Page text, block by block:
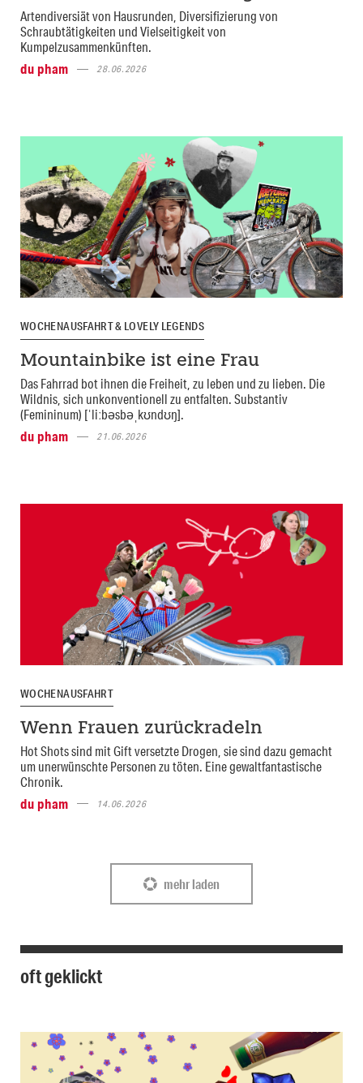
Artendiversiät von Hausrunden, Diversifizierung von
Schraubtätigkeiten und Vielseitigkeit von
Kumpelzusammenkünften.
du pham
28.06.2026
WOCHENAUSFAHRT & LOVELY LEGENDS
Mountainbike ist eine Frau
Das Fahrrad bot ihnen die Freiheit, zu leben und zu lieben. Die
Wildnis, sich unkonventionell zu entfalten. Substantiv
(Femininum) [ˈliːbəsbəˌkʊndʊŋ].
du pham
21.06.2026
WOCHENAUSFAHRT
Wenn Frauen zurückradeln
Hot Shots sind mit Gift versetzte Drogen, sie sind dazu gemacht
um unerwünschte Personen zu töten. Eine gewaltfantastische
Chronik.
du pham
14.06.2026
mehr laden
oft geklickt